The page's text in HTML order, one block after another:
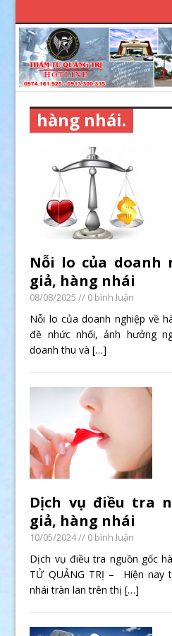
hàng nhái.
Nỗi lo của doanh
giả, hàng nhái
08/08/2025 // 0 bình luận
Nỗi lo của doanh nghiệp về
đề nhức nhối, ảnh hưởng
doanh thu và[…]
Dịch vụ điều tra
giả, hàng nhái
10/05/2024// 0 bình luận
Dịch vụ điều tra nguồn gốc
TỬ QUẢNG TRỊ – Hiện nay
nhái tràn lan trên thị[…]